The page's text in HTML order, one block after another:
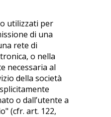
utilizzati per
di una
rete di
o nella
necessaria al
della società
o dall’utente a
(cfr. art. 122,